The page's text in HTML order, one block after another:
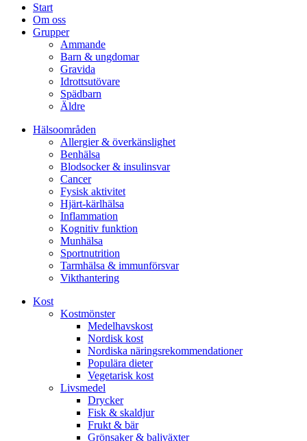
Start
Om oss
Grupper
Ammande
Barn & ungdomar
Gravida
Idrottsutövare
Spädbarn
Äldre
Hälsoområden
Allergier & överkänslighet
Benhälsa
Blodsocker & insulinsvar
Cancer
Fysisk aktivitet
Hjärt-kärlhälsa
Inflammation
Kognitiv funktion
Munhälsa
Sportnutrition
Tarmhälsa & immunförsvar
Vikthantering
Kost
Kostmönster
Medelhavskost
Nordisk kost
Nordiska näringsrekommendationer
Populära dieter
Vegetarisk kost
Livsmedel
Drycker
Fisk & skaldjur
Frukt & bär
Grönsaker & baljväxter